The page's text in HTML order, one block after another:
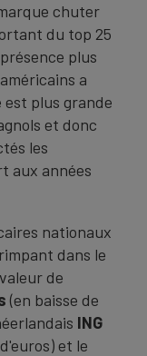
chuter
du top 25
plus
a
plus grande
et donc
les
aux années
nationaux
dans le
de
(en baisse de
ING
et le